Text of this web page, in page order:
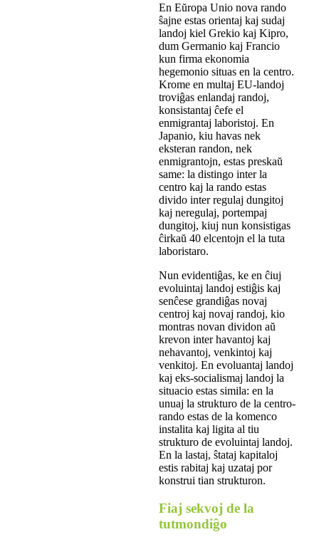
En Eŭropa Unio nova rando
ŝajne estas orientaj kaj sudaj
landoj kiel Grekio kaj Kipro,
dum Germanio kaj Francio
kun firma ekonomia
hegemonio situas en la centro.
Krome en multaj EU-landoj
troviĝas enlandaj randoj,
konsistantaj ĉefe el
enmigrantaj laboristoj. En
Japanio, kiu havas nek
eksteran randon, nek
enmigrantojn, estas preskaŭ
same: la distingo inter la
centro kaj la rando estas
divido inter regulaj dungitoj
kaj neregulaj, portempaj
dungitoj, kiuj nun konsistigas
ĉirkaŭ 40 elcentojn el la tuta
laboristaro.
Nun evidentiĝas, ke en ĉiuj
evoluintaj landoj estiĝis kaj
senĉese grandiĝas novaj
centroj kaj novaj randoj, kio
montras novan dividon aŭ
krevon inter havantoj kaj
nehavantoj, venkintoj kaj
venkitoj. En evoluantaj landoj
kaj eks-socialismaj landoj la
situacio estas simila: en la
unuaj la strukturo de la centro-
rando estas de la komenco
instalita kaj ligita al tiu
strukturo de evoluintaj landoj.
En la lastaj, ŝtataj kapitaloj
estis rabitaj kaj uzataj por
konstrui tian strukturon.
Fiaj sekvoj de la
tutmondiĝo